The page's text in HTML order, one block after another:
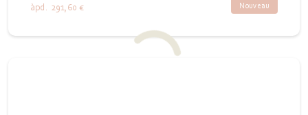
Nouveau
àpd. 291,60 €